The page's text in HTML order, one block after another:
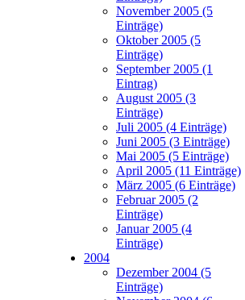
November 2005 (5
Einträge)
Oktober 2005 (5
Einträge)
September 2005 (1
Eintrag)
August 2005 (3
Einträge)
Juli 2005 (4 Einträge)
Juni 2005 (3 Einträge)
Mai 2005 (5 Einträge)
April 2005 (11 Einträge)
März 2005 (6 Einträge)
Februar 2005 (2
Einträge)
Januar 2005 (4
Einträge)
2004
Dezember 2004 (5
Einträge)